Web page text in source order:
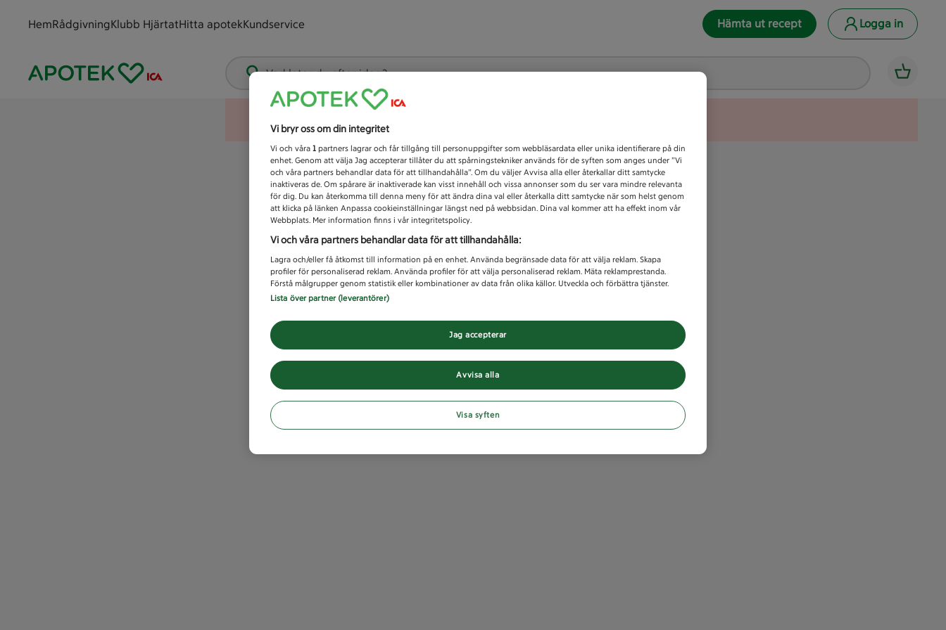
HemRådgivningKlubb HjärtatHitta apotekKundservice Hämta ut recept Logga in
Vad letar du efter idag?
Vi bryr oss om din integritet
Vi och våra 1 partners lagrar och får tillgång till personuppgifter som webbläsardata eller unika identifierare på din
enhet. Genom att välja Jag accepterar tillåter du att spårningstekniker används för de syften som anges under ”Vi
och våra partners behandlar data för att tillhandahålla”. Om du väljer Avvisa alla eller återkallar ditt samtycke
inaktiveras de. Om spårare är inaktiverade kan visst innehåll och vissa annonser som du ser vara mindre relevanta
för dig. Du kan återkomma till denna meny för att ändra dina val eller återkalla ditt samtycke när som helst genom
att klicka på länken Anpassa cookieinställningar längst ned på webbsidan. Dina val kommer att ha effekt inom vår
Webbplats. Mer information finns i vår integritetspolicy.
Vi och våra partners behandlar data för att tillhandahålla:
Lagra och/eller få åtkomst till information på en enhet. Använda begränsade data för att välja reklam. Skapa
profiler för personaliserad reklam. Använda profiler för att välja personaliserad reklam. Mäta reklamprestanda.
Förstå målgrupper genom statistik eller kombinationer av data från olika källor. Utveckla och förbättra tjänster.
Lista över partner (leverantörer)
Avvisa alla
Jag accepterar
Visa syften